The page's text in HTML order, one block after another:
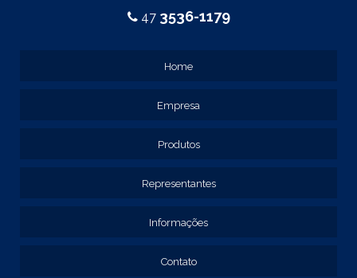
47 3536-1179
Home
Empresa
Produtos
Representantes
Informações
Contato